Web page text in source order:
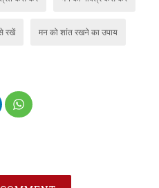
रखें मन को शांत रखने का उपाय